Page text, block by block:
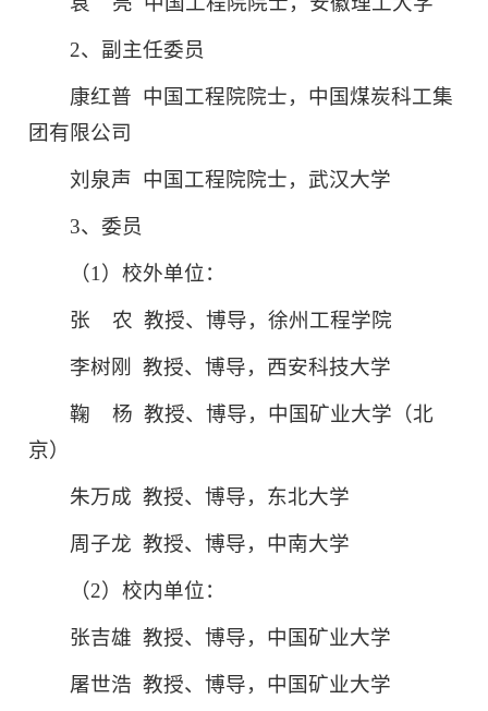
2、副主任委员
康红普 中国工程院院士，中国煤炭科工集
团有限公司
刘泉声 中国工程院院士，武汉大学
3、委员
（1）校外单位：
张 农 教授、博导，徐州工程学院
李树刚 教授、博导，西安科技大学
鞠
杨 教授、博导，中国矿业大学（北
京）
朱万成 教授、博导，东北大学
周子龙 教授、博导，中南大学
（2）校内单位：
张吉雄 教授、博导，中国矿业大学
屠世浩 教授、博导，中国矿业大学